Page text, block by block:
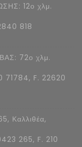
12ο χλμ.
818
72ο χλμ.
71784, F. 22620
Καλλιθέα,
265, F. 210